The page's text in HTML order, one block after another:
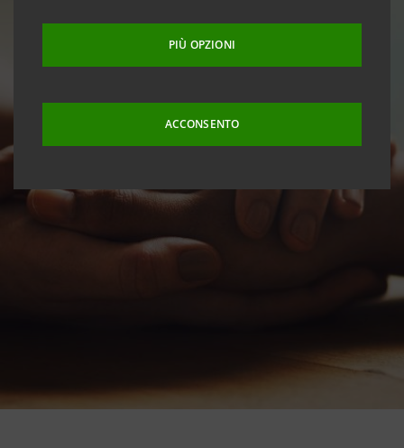
PIÙ OPZIONI
ACCONSENTO